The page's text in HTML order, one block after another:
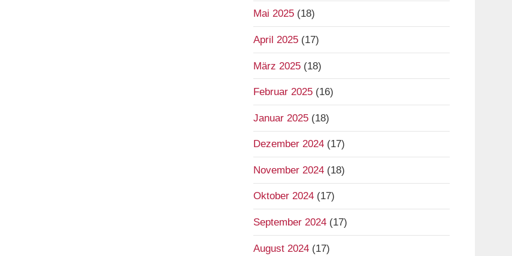
Mai 2025(18)
April 2025(17)
März 2025(18)
Februar 2025(16)
Januar 2025(18)
Dezember 2024(17)
November 2024(18)
Oktober 2024(17)
September 2024(17)
August 2024(17)